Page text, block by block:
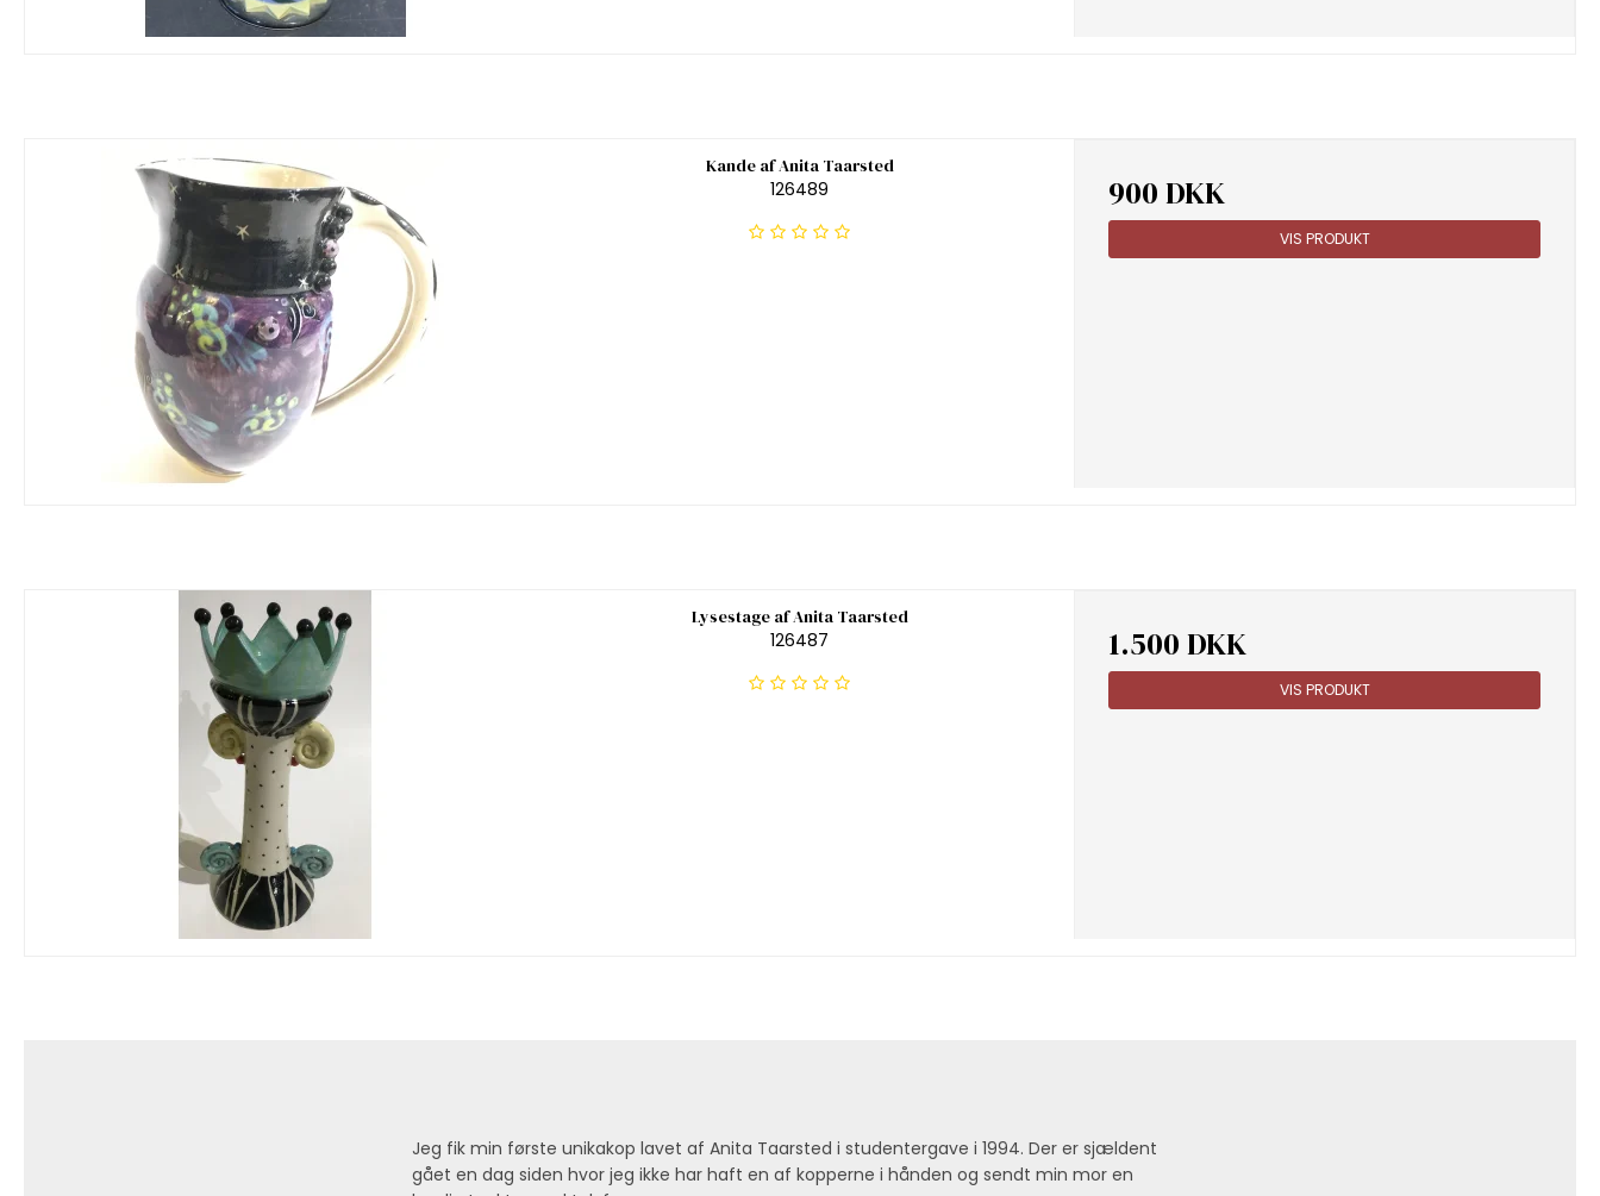
Kande af Anita Taarsted
126489
900 DKK
VIS PRODUKT
Lysestage af Anita Taarsted
126487
1.500 DKK
VIS PRODUKT
Jeg fik min første unikakop lavet af Anita Taarsted i studentergave i 1994. Der er sjældent
gået en dag siden hvor jeg ikke har haft en af kopperne i hånden og sendt min mor en